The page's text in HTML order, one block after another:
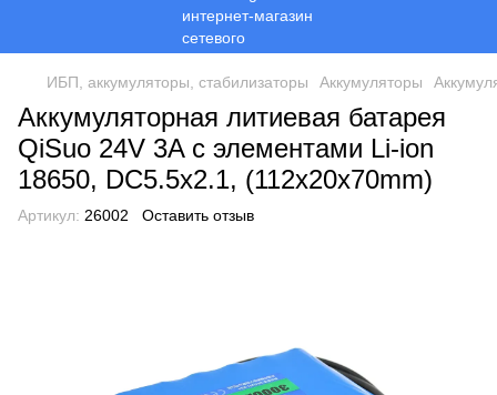
ИБП, аккумуляторы, стабилизаторы Аккумуляторы
Аккумуляторная литиевая батарея
QiSuo 24V 3A с элементами Li-ion
18650, DC5.5x2.1, (112x20x70mm)
Артикул: 26002 Оставить отзыв